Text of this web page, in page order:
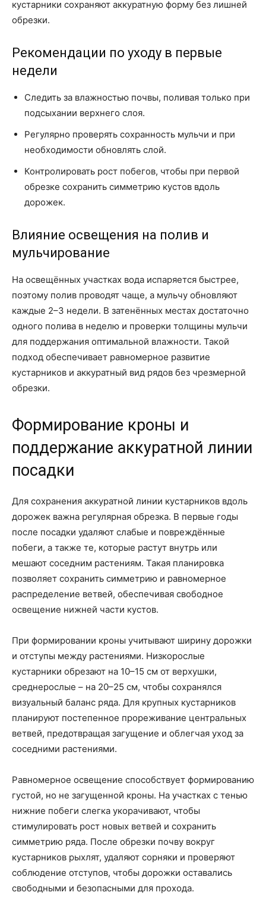
кустарники сохраняют аккуратную форму без лишней
обрезки.
Рекомендации по уходу в первые
недели
Следить за влажностью почвы, поливая только при
подсыхании верхнего слоя.
Регулярно проверять сохранность мульчи и при
необходимости обновлять слой.
Контролировать рост побегов, чтобы при первой
обрезке сохранить симметрию кустов вдоль
дорожек.
Влияние освещения на полив и
мульчирование
На освещённых участках вода испаряется быстрее,
поэтому полив проводят чаще, а мульчу обновляют
каждые 2–3 недели. В затенённых местах достаточно
одного полива в неделю и проверки толщины мульчи
для поддержания оптимальной влажности. Такой
подход обеспечивает равномерное развитие
кустарников и аккуратный вид рядов без чрезмерной
обрезки.
Формирование кроны и
поддержание аккуратной линии
посадки
Для сохранения аккуратной линии кустарников вдоль
дорожек важна регулярная обрезка. В первые годы
после посадки удаляют слабые и повреждённые
побеги, а также те, которые растут внутрь или
мешают соседним растениям. Такая планировка
позволяет сохранить симметрию и равномерное
распределение ветвей, обеспечивая свободное
освещение нижней части кустов.
При формировании кроны учитывают ширину дорожки
и отступы между растениями. Низкорослые
кустарники обрезают на 10–15 см от верхушки,
среднерослые – на 20–25 см, чтобы сохранялся
визуальный баланс ряда. Для крупных кустарников
планируют постепенное прореживание центральных
ветвей, предотвращая загущение и облегчая уход за
соседними растениями.
Равномерное освещение способствует формированию
густой, но не загущенной кроны. На участках с тенью
нижние побеги слегка укорачивают, чтобы
стимулировать рост новых ветвей и сохранить
симметрию ряда. После обрезки почву вокруг
кустарников рыхлят, удаляют сорняки и проверяют
соблюдение отступов, чтобы дорожки оставались
свободными и безопасными для прохода.